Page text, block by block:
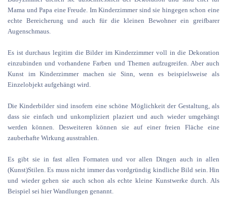
Mama und Papa eine Freude. Im Kinderzimmer sind sie hingegen schon eine
echte Bereicherung und auch für die kleinen Bewohner ein greifbarer
Augenschmaus.
Es ist durchaus legitim die Bilder im Kinderzimmer voll in die Dekoration
einzubinden und vorhandene Farben und Themen aufzugreifen. Aber auch
Kunst im Kinderzimmer machen sie Sinn, wenn es beispielsweise als
Einzelobjekt aufgehängt wird.
Die Kinderbilder sind insofern eine schöne Möglichkeit der Gestaltung, als
dass sie einfach und unkompliziert plaziert und auch wieder umgehängt
werden können. Desweiteren können sie auf einer freien Fläche eine
zauberhafte Wirkung ausstrahlen.
Es gibt sie in fast allen Formaten und vor allen Dingen auch in allen
(Kunst)Stilen. Es muss nicht immer das vordgründig kindliche Bild sein. Hin
und wieder gehen sie auch schon als echte kleine Kunstwerke durch. Als
Beispiel sei hier Wandlungen genannt.